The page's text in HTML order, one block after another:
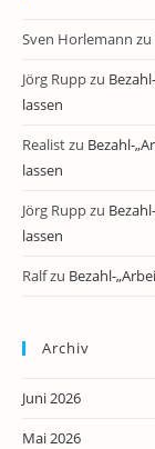
Sven Horlemann zu
Jörg Ruppzu
lassen
Realistzu Bezahl-
lassen
Jörg Ruppzu
lassen
Ralfzu Bezahl-
Archiv
Juni 2026
Mai 2026